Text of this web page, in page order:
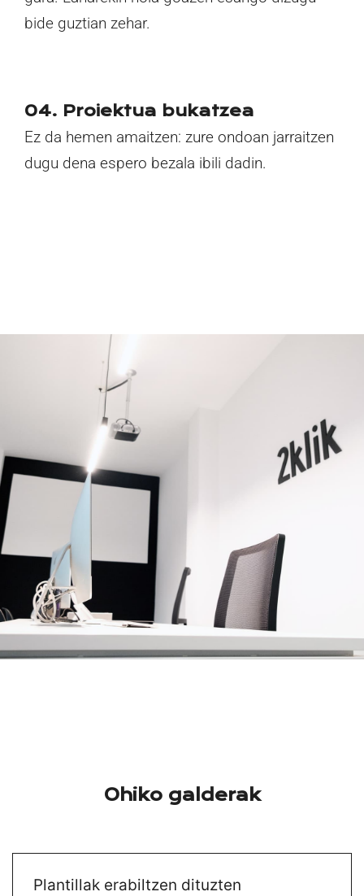
bide guztian zehar.
04. Proiektua bukatzea
Ez da hemen amaitzen: zure ondoan jarraitzen
dugu dena espero bezala ibili dadin.
Ohiko galderak
Plantillak erabiltzen dituzten